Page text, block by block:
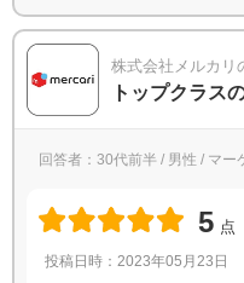
株式会社メルカリ
トップクラス
回答者：30代前半 / 男性 / マ
5 点
投稿日時：2023年05月23日